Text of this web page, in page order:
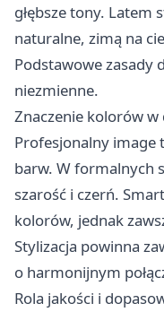
głębsze tony. Latem
naturalne, zimą na
Podstawowe zasady
niezmienne.
Znaczenie kolorów w
Profesjonalny image
barw. W formalnych
szarość i czerń.
kolorów, jednak
Stylizacja powinna
o harmonijnym
Rola jakości i